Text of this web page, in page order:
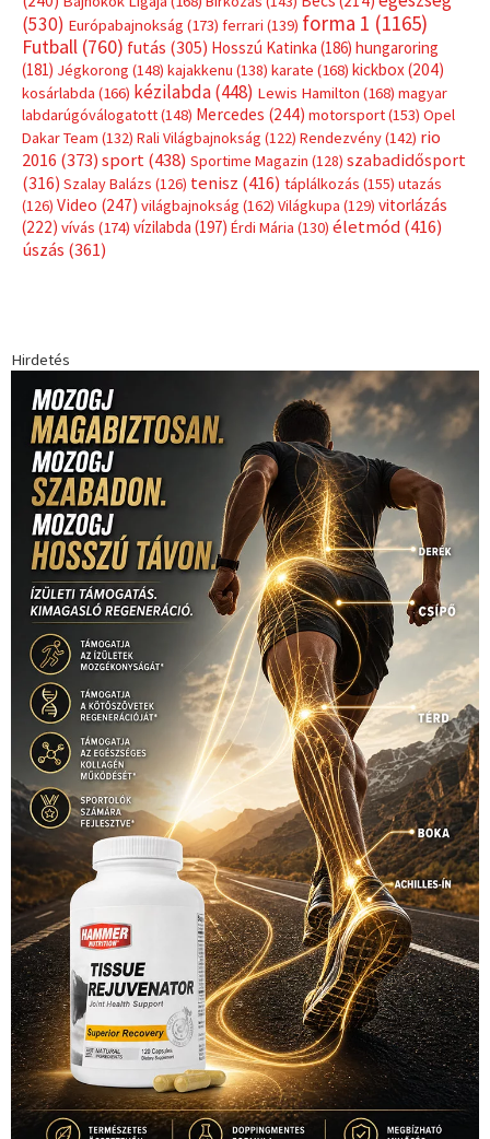
(530) Európabajnokság (173) ferrari (139) forma 1 (1165)
Futball (760) futás (305) Hosszú Katinka (186) hungaroring
(181) Jégkorong (148) kajakkenu (138) karate (168) kickbox(204)
kosárlabda (166) kézilabda(448) Lewis Hamilton (168) magyar
labdarúgóválogatott(148) Mercedes (244) motorsport(153) Opel
Dakar Team (132) Rali Világbajnokság (122) Rendezvény(142) rio
2016 (373) sport(438) Sportime Magazin (128) szabadidősport
(316) Szalay Balázs (126) tenisz (416) táplálkozás (155) utazás
(126) Video (247) világbajnokság (162) Világkupa (129) vitorlázás
(222) vívás (174) vízilabda (197) Érdi Mária (130) életmód(416)
úszás (361)
Hirdetés